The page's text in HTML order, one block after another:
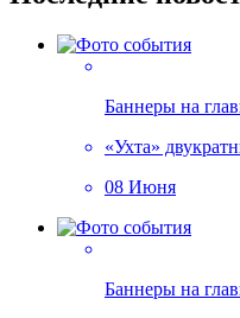
Баннеры на
«Ухта»
08 Июня
Баннеры на